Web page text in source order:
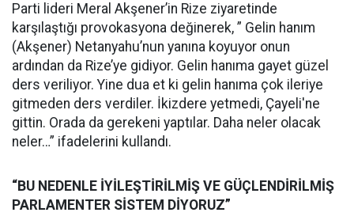
Parti lideri Meral Akşener’in Rize ziyaretinde
karşılaştığı provokasyona değinerek, ” Gelin hanım
(Akşener) Netanyahu’nun yanına koyuyor onun
ardından da Rize’ye gidiyor. Gelin hanıma gayet güzel
ders veriliyor. Yine dua et ki gelin hanıma çok ileriye
gitmeden ders verdiler. İkizdere yetmedi, Çayeli'ne
gittin. Orada da gerekeni yaptılar. Daha neler olacak
neler…” ifadelerini kullandı.
“BU NEDENLE İYİLEŞTİRİLMİŞ VE GÜÇLENDİRİLMİŞ
PARLAMENTER SİSTEM DİYORUZ”